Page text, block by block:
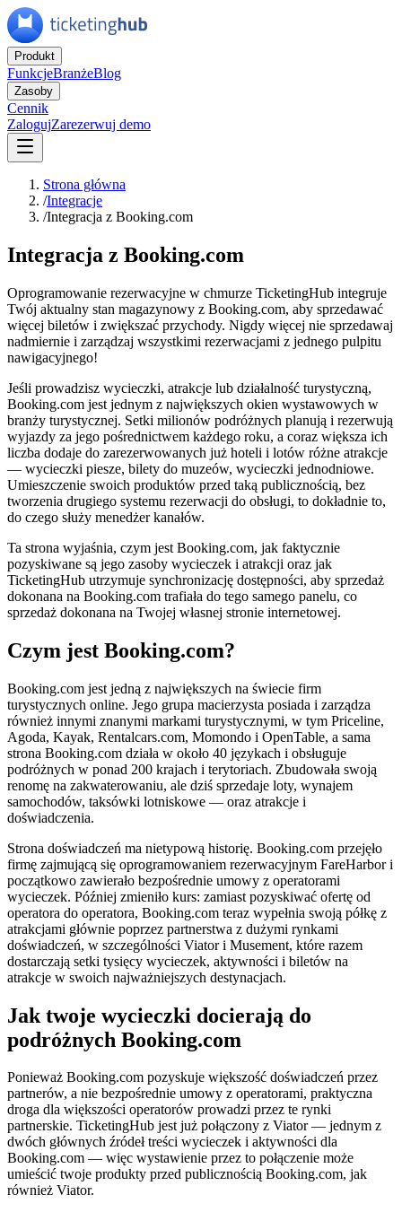
Produkt
FunkcjeBranżeBlog
Zasoby
Cennik
ZalogujZarezerwuj demo
Strona główna
/Integracje
/Integracja z Booking.com
Integracja z Booking.com
Oprogramowanie rezerwacyjne w chmurze TicketingHub integruje
Twój aktualny stan magazynowy z Booking.com, aby sprzedawać
więcej biletów i zwiększać przychody. Nigdy więcej nie sprzedawaj
nadmiernie i zarządzaj wszystkimi rezerwacjami z jednego pulpitu
nawigacyjnego!
Jeśli prowadzisz wycieczki, atrakcje lub działalność turystyczną,
Booking.com jest jednym z największych okien wystawowych w
branży turystycznej. Setki milionów podróżnych planują i rezerwują
wyjazdy za jego pośrednictwem każdego roku, a coraz większa ich
liczba dodaje do zarezerwowanych już hoteli i lotów różne atrakcje
— wycieczki piesze, bilety do muzeów, wycieczki jednodniowe.
Umieszczenie swoich produktów przed taką publicznością, bez
tworzenia drugiego systemu rezerwacji do obsługi, to dokładnie to,
do czego służy menedżer kanałów.
Ta strona wyjaśnia, czym jest Booking.com, jak faktycznie
pozyskiwane są jego zasoby wycieczek i atrakcji oraz jak
TicketingHub utrzymuje synchronizację dostępności, aby sprzedaż
dokonana na Booking.com trafiała do tego samego panelu, co
sprzedaż dokonana na Twojej własnej stronie internetowej.
Czym jest Booking.com?
Booking.com jest jedną z największych na świecie firm
turystycznych online. Jego grupa macierzysta posiada i zarządza
również innymi znanymi markami turystycznymi, w tym Priceline,
Agoda, Kayak, Rentalcars.com, Momondo i OpenTable, a sama
strona Booking.com działa w około 40 językach i obsługuje
podróżnych w ponad 200 krajach i terytoriach. Zbudowała swoją
renomę na zakwaterowaniu, ale dziś sprzedaje loty, wynajem
samochodów, taksówki lotniskowe — oraz atrakcje i
doświadczenia.
Strona doświadczeń ma nietypową historię. Booking.com przejęło
firmę zajmującą się oprogramowaniem rezerwacyjnym FareHarbor i
początkowo zawierało bezpośrednie umowy z operatorami
wycieczek. Później zmieniło kurs: zamiast pozyskiwać ofertę od
operatora do operatora, Booking.com teraz wypełnia swoją półkę z
atrakcjami głównie poprzez partnerstwa z dużymi rynkami
doświadczeń, w szczególności Viator i Musement, które razem
dostarczają setki tysięcy wycieczek, aktywności i biletów na
atrakcje w swoich najważniejszych destynacjach.
Jak twoje wycieczki docierają do
podróżnych Booking.com
Ponieważ Booking.com pozyskuje większość doświadczeń przez
partnerów, a nie bezpośrednie umowy z operatorami, praktyczna
droga dla większości operatorów prowadzi przez te rynki
partnerskie. TicketingHub jest już połączony z Viator — jednym z
dwóch głównych źródeł treści wycieczek i aktywności dla
Booking.com — więc wystawienie przez to połączenie może
umieścić twoje produkty przed publicznością Booking.com, jak
również Viator.